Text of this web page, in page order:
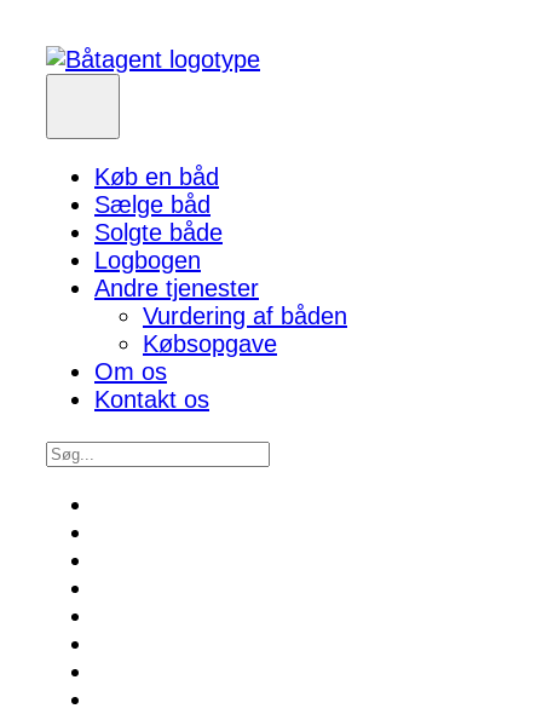
Køb en båd
Sælge båd
Solgte både
Logbogen
Andre tjenester
Vurdering af båden
Købsopgave
Om os
Kontakt os